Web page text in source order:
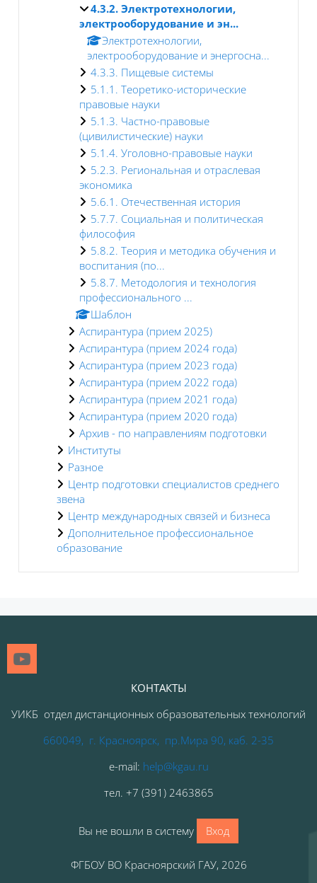
4.3.2. Электротехнологии,
электрооборудование и эн...
Электротехнологии,
электрооборудование и энергосна...
4.3.3. Пищевые системы
5.1.1. Теоретико-исторические
правовые науки
5.1.3. Частно-правовые
(цивилистические) науки
5.1.4. Уголовно-правовые науки
5.2.3. Региональная и отраслевая
экономика
5.6.1. Отечественная история
5.7.7. Социальная и политическая
философия
5.8.2. Теория и методика обучения и
воспитания (по...
5.8.7. Методология и технология
профессионального ...
Шаблон
Аспирантура (прием 2025)
Аспирантура (прием 2024 года)
Аспирантура (прием 2023 года)
Аспирантура (прием 2022 года)
Аспирантура (прием 2021 года)
Аспирантура (прием 2020 года)
Архив - по направлениям подготовки
Институты
Разное
Центр подготовки специалистов среднего
звена
Центр международных связей и бизнеса
Дополнительное профессиональное
образование
КОНТАКТЫ
УИКБ отдел дистанционных образовательных технологий
660049, г. Красноярск, пр.Мира 90, каб. 2-35
e-mail: help@kgau.ru
тел. +7 (391) 2463865
Вы не вошли в систему Вход
ФГБОУ ВО Красноярский ГАУ, 2026